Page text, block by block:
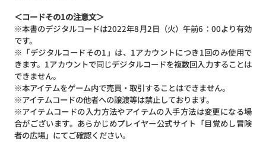
＜コードその1の注意文＞
※本書のデジタルコードは2022年8月2日（火）午前6：00より有効
です。
※「デジタルコードその1」は、1アカウントにつき1回のみ使用で
きます。1アカウントで同じデジタルコードを複数回入力することは
できません。
※本アイテムをゲーム内で売買・取引することはできません。
※アイテムコードの他者への譲渡等は禁止しております。
※アイテムコードの入力方法やアイテムの入手方法は変更になる場
合がございます。あらかじめプレイヤー公式サイト「目覚めし冒険
者の広場」にてご確認ください。